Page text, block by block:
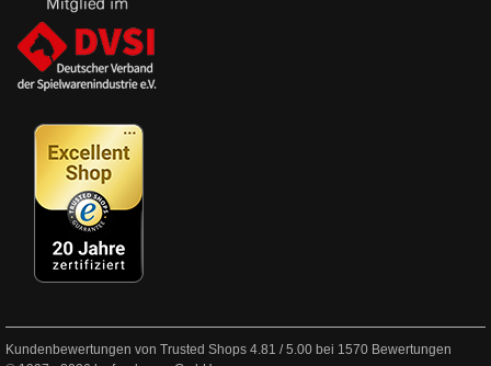
Kundenbewertungen von Trusted Shops 4.81 /5.00 bei 1570 Bewertungen